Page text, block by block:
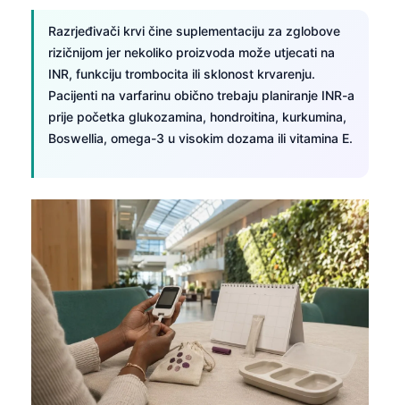
Razrjeđivači krvi čine suplementaciju za zglobove
rizičnijom jer nekoliko proizvoda može utjecati na
INR, funkciju trombocita ili sklonost krvarenju.
Pacijenti na varfarinu obično trebaju planiranje INR-a
prije početka glukozamina, hondroitina, kurkumina,
Boswellia, omega-3 u visokim dozama ili vitamina E.
தமிழ்
ગુજરાતી
ಕನ್ನಡ
Bahasa Melayu
Tiếng Việt
Tagalog
ភាសាខ្មែរ
Kiswahili
አማርኛ
Українська